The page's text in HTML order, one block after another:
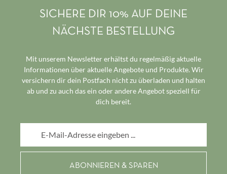
SICHERE DIR 10% AUF DEINE
NÄCHSTE BESTELLUNG
Mit unserem Newsletter erhältst du regelmäßig aktuelle
Informationen über aktuelle Angebote und Produkte. Wir
versichern dir dein Postfach nicht zu überladen und halten
ab und zu auch das ein oder andere Angebot speziell für
dich bereit.